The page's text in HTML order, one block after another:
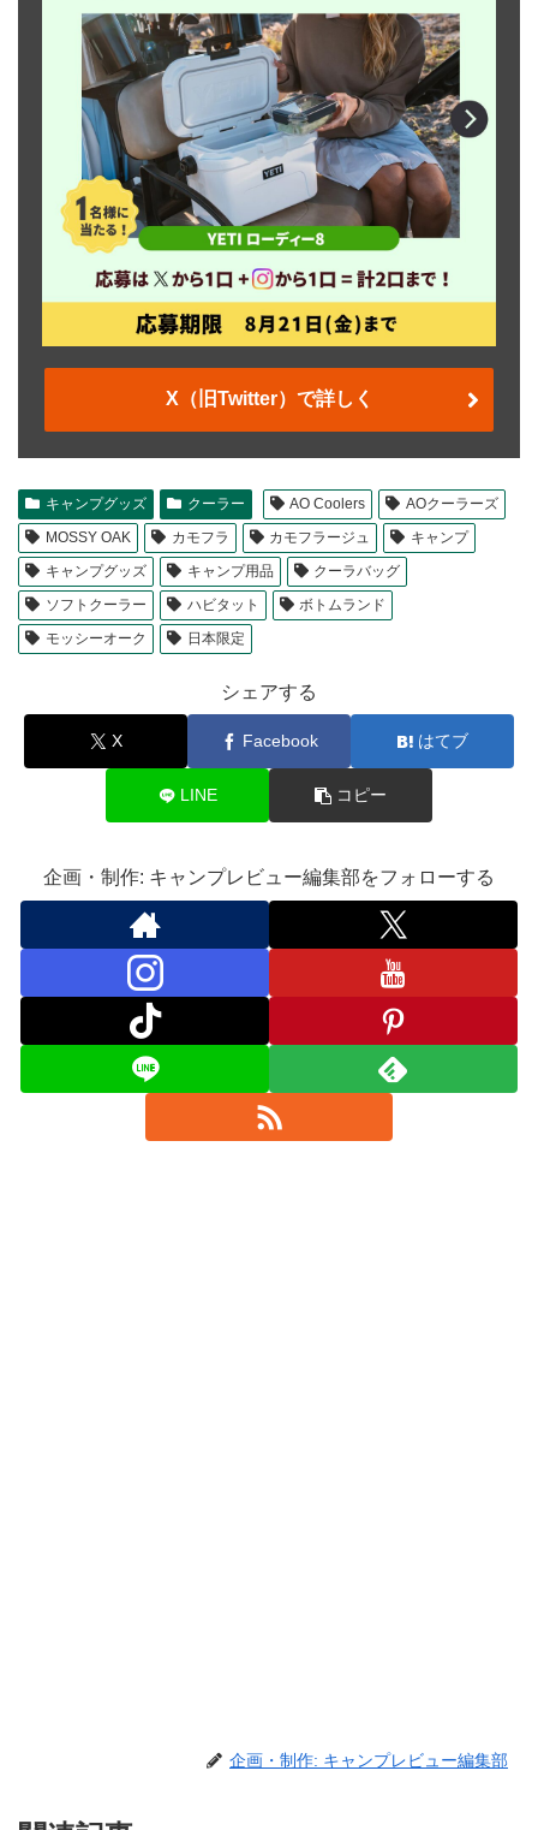
X（旧Twitter）で詳しく
キャンプグッズ クーラー AO Coolers
AOクーラーズ
MOSSY OAK
カモフラ カモフラージュ
キャンプ
キャンプグッズ
キャンプ用品
クーラバッグ
ソフトクーラー
ハビタット
ボトムランド
モッシーオーク
日本限定
シェアする
X Facebook はてブ
LINE コピー
企画・制作: キャンプレビュー編集部をフォローする
企画・制作: キャンプレビュー編集部